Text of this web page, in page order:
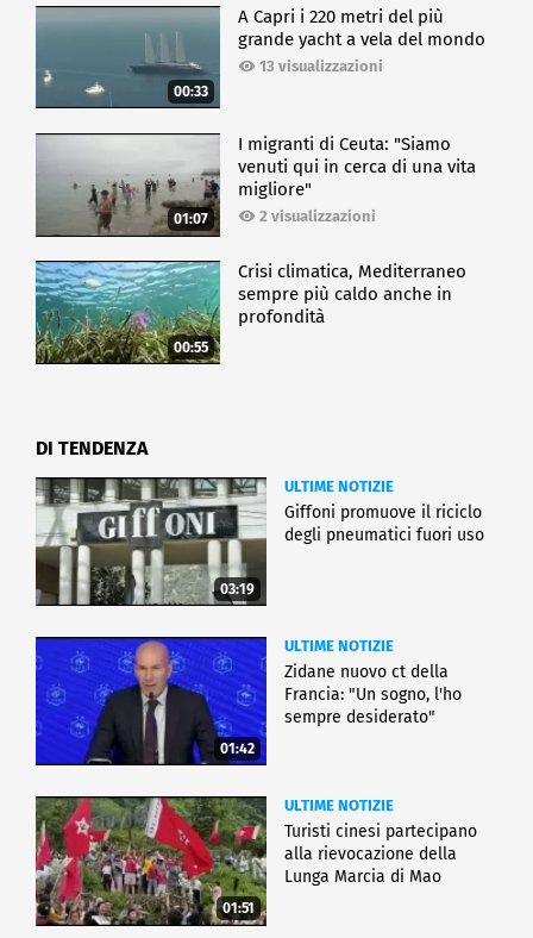
00:33
A Capri i 220 metri del più
grande yacht a vela del mondo
13 visualizzazioni
01:07
I migranti di Ceuta: "Siamo
venuti qui in cerca di una vita
migliore"
2 visualizzazioni
00:55
Crisi climatica, Mediterraneo
sempre più caldo anche in
profondità
DI TENDENZA
03:19
ULTIME NOTIZIE
Giffoni promuove il riciclo
degli pneumatici fuori uso
01:42
ULTIME NOTIZIE
Zidane nuovo ct della
Francia: "Un sogno, l'ho
sempre desiderato"
01:51
ULTIME NOTIZIE
Turisti cinesi partecipano
alla rievocazione della
Lunga Marcia di Mao